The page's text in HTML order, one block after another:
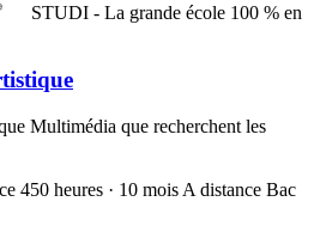
STUDI - La grande école 100 % en
Multimédia que recherchent les
450 heures · 10 mois A distance Bac